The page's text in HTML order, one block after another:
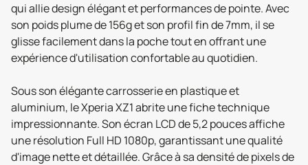
qui allie design élégant et performances de pointe. Avec
son poids plume de 156g et son profil fin de 7mm, il se
glisse facilement dans la poche tout en offrant une
expérience d'utilisation confortable au quotidien.
Sous son élégante carrosserie en plastique et
aluminium, le Xperia XZ1 abrite une fiche technique
impressionnante. Son écran LCD de 5,2 pouces affiche
une résolution Full HD 1080p, garantissant une qualité
d'image nette et détaillée. Grâce à sa densité de pixels de